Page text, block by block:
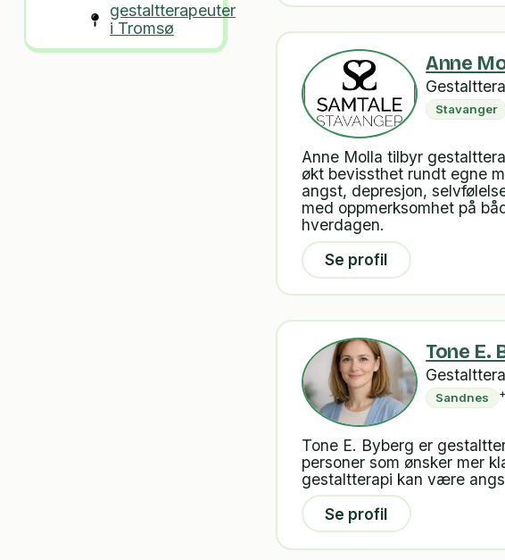
gestaltterapeuter
i Tromsø
Anne
Stavanger
Anne Molla tilbyr
økt bevissthet rundt egne
angst, depresjon,
med oppmerksomhet på
hverdagen.
Se profil
Tone E.
Sandnes
Tone E. Byberg er
personer som ønsker mer
gestaltterapi kan være
Se profil